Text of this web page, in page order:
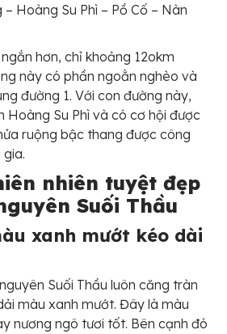
Hoàng Su Phì – Pồ Cố – Nàn
hơn, chỉ khoảng 12okm
này có phần ngoằn nghèo và
đường 1. Với con đường này,
Hoàng Su Phì và có cơ hội được
ruộng bậc thang được công
nhiên tuyệt đẹp
Suối Thầu
xanh mướt kéo dài
Suối Thầu luôn căng tràn
màu xanh mướt. Đây là màu
nương ngô tươi tốt. Bên cạnh đó